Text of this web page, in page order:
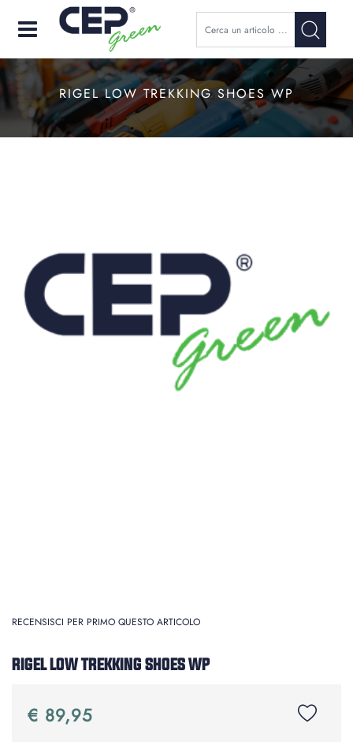
Open
RIGEL LOW TREKKING SHOES WP
RECENSISCI PER PRIMO QUESTO ARTICOLO
RIGEL LOW TREKKING SHOES WP
€ 89,95